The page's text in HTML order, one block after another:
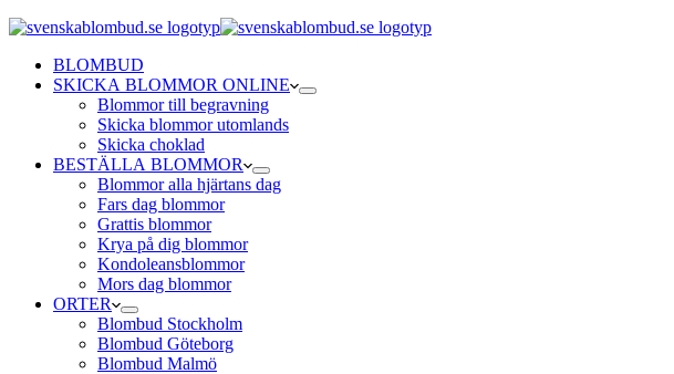
BLOMBUD
SKICKA BLOMMOR ONLINE
Blommor till begravning
Skicka blommor utomlands
Skicka choklad
BESTÄLLA BLOMMOR
Blommor alla hjärtans dag
Fars dag blommor
Grattis blommor
Krya på dig blommor
Kondoleansblommor
Mors dag blommor
ORTER
Blombud Stockholm
Blombud Göteborg
Blombud Malmö